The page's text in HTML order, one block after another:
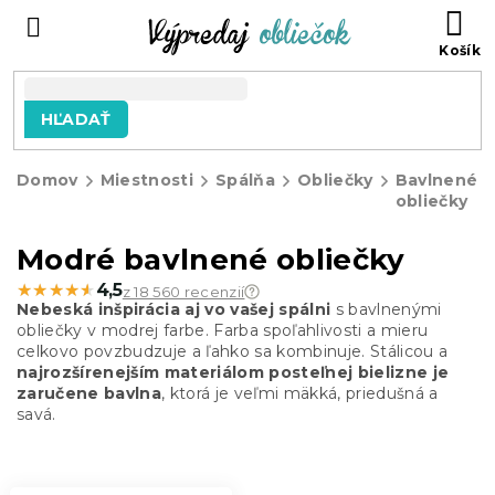
HĽADAŤ
Domov Miestnosti Spálňa Obliečky
Bavlnené
obliečky
Modré bavlnené obliečky
★★★★★
★★★★★ 4,5z 18 560 recenzií
Nebeská inšpirácia aj vo vašej spálni s bavlnenými
obliečky v modrej farbe. Farba spoľahlivosti a mieru
celkovo povzbudzuje a ľahko sa kombinuje. Stálicou a
najrozšírenejším materiálom posteľnej bielizne je
zaručene bavlna, ktorá je veľmi mäkká, priedušná a
savá.